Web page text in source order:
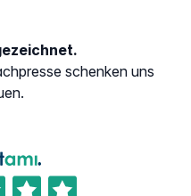
schenken uns